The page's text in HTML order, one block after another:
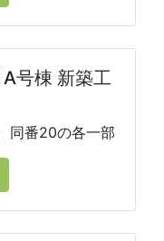
号棟 新築工
同番20の各一部